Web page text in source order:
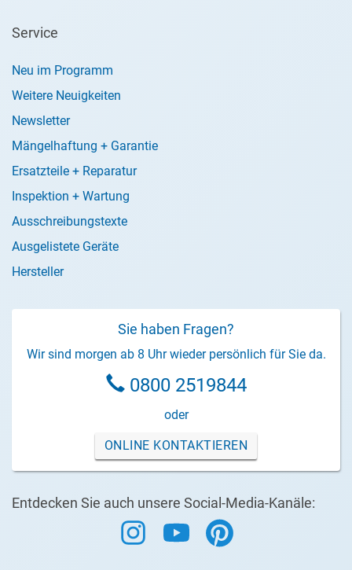
Service
Neu im Programm
Weitere Neuigkeiten
Newsletter
Mängelhaftung + Garantie
Ersatzteile + Reparatur
Inspektion + Wartung
Ausschreibungstexte
Ausgelistete Geräte
Hersteller
Sie haben Fragen?
Wir sind morgen ab 8 Uhr wieder persönlich für Sie da.
0800 2519844
oder
ONLINE KONTAKTIEREN
Entdecken Sie auch unsere Social-Media-Kanäle: